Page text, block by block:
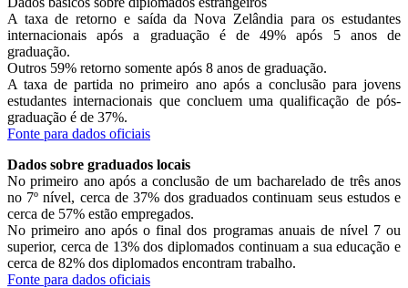
A taxa de retorno e saída da Nova Zelândia para os estudantes
internacionais após a graduação é de 49% após 5 anos de
graduação.
Outros 59% retorno somente após 8 anos de graduação.
A taxa de partida no primeiro ano após a conclusão para jovens
estudantes internacionais que concluem uma qualificação de pós-
graduação é de 37%.
Fonte para dados oficiais
Dados sobre graduados locais
No primeiro ano após a conclusão de um bacharelado de três anos
no 7º nível, cerca de 37% dos graduados continuam seus estudos e
cerca de 57% estão empregados.
No primeiro ano após o final dos programas anuais de nível 7 ou
superior, cerca de 13% dos diplomados continuam a sua educação e
cerca de 82% dos diplomados encontram trabalho.
Fonte para dados oficiais